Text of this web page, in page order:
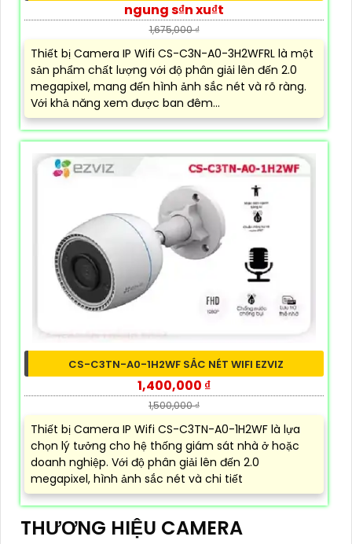
ngung s₫n xu₫t
1,675,000 ₫
Thiết bị Camera IP Wifi CS-C3N-A0-3H2WFRL là một
sản phẩm chất lượng với độ phân giải lên đến 2.0
megapixel, mang đến hình ảnh sắc nét và rõ ràng.
Với khả năng xem được ban đêm...
CS-C3TN-A0-1H2WF SẮC NÉT WIFI EZVIZ
1,400,000 ₫
1,500,000 ₫
Thiết bị Camera IP Wifi CS-C3TN-A0-1H2WF là lựa
chọn lý tưởng cho hệ thống giám sát nhà ở hoặc
doanh nghiệp. Với độ phân giải lên đến 2.0
megapixel, hình ảnh sắc nét và chi tiết
THƯƠNG HIỆU CAMERA